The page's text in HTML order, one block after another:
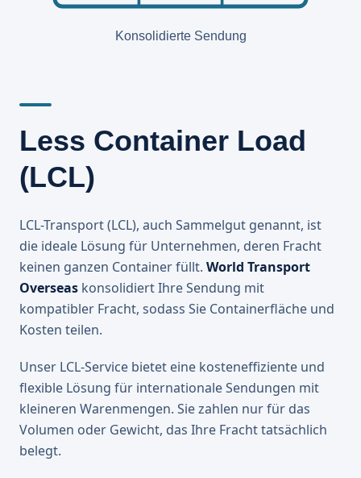
Konsolidierte Sendung
Less Container Load
(LCL)
LCL-Transport (LCL), auch Sammelgut genannt, ist
die ideale Lösung für Unternehmen, deren Fracht
keinen ganzen Container füllt. World Transport
Overseas konsolidiert Ihre Sendung mit
kompatibler Fracht, sodass Sie Containerfläche und
Kosten teilen.
Unser LCL-Service bietet eine kosteneffiziente und
flexible Lösung für internationale Sendungen mit
kleineren Warenmengen. Sie zahlen nur für das
Volumen oder Gewicht, das Ihre Fracht tatsächlich
belegt.